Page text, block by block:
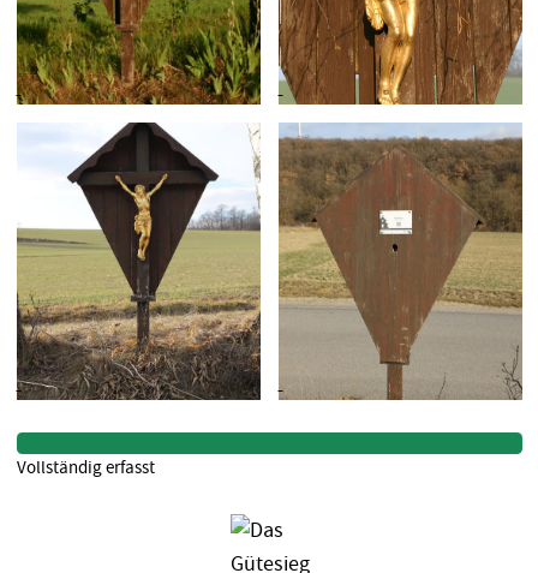
Vollständig erfasst